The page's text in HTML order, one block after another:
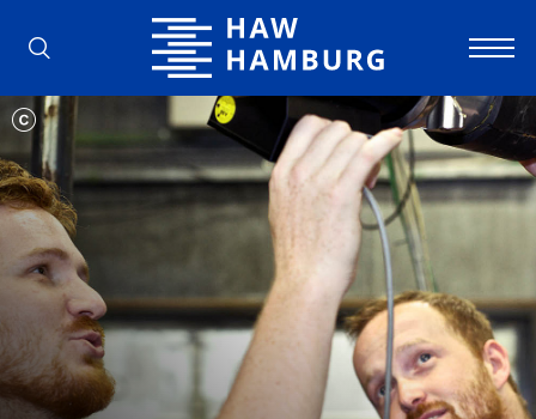
Hochschule für Angewandte